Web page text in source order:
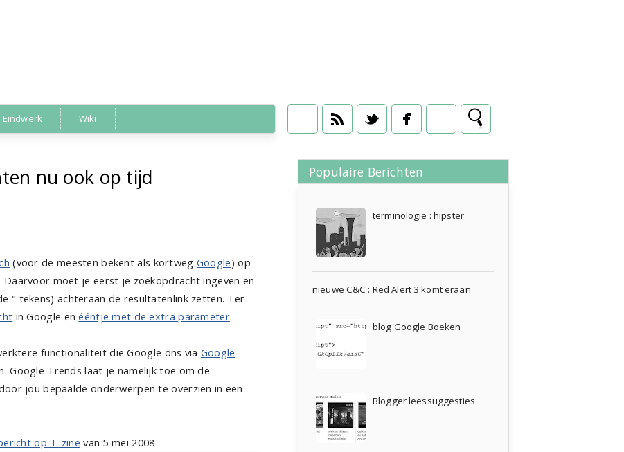
Eindwerk Wiki
,zoeken » Google filtert berichten nu ook op tijd
nu ook op tijd
(voor de meesten bekent als kortweg Google) op
Daarvoor moet je eerst je zoekopdracht ingeven en
" tekens) achteraan de resultatenlink zetten. Ter
in Google enééntje met de extra parameter.
functionaliteit die Google ons via Google
Google Trends laat je namelijk toe om de
jou bepaalde onderwerpen te overzien in een
op T-zine van 5 mei 2008
Populaire Berichten
terminologie : hipster
nieuwe C&C : Red Alert 3 komt eraan
blog Google Boeken
Blogger leessuggesties